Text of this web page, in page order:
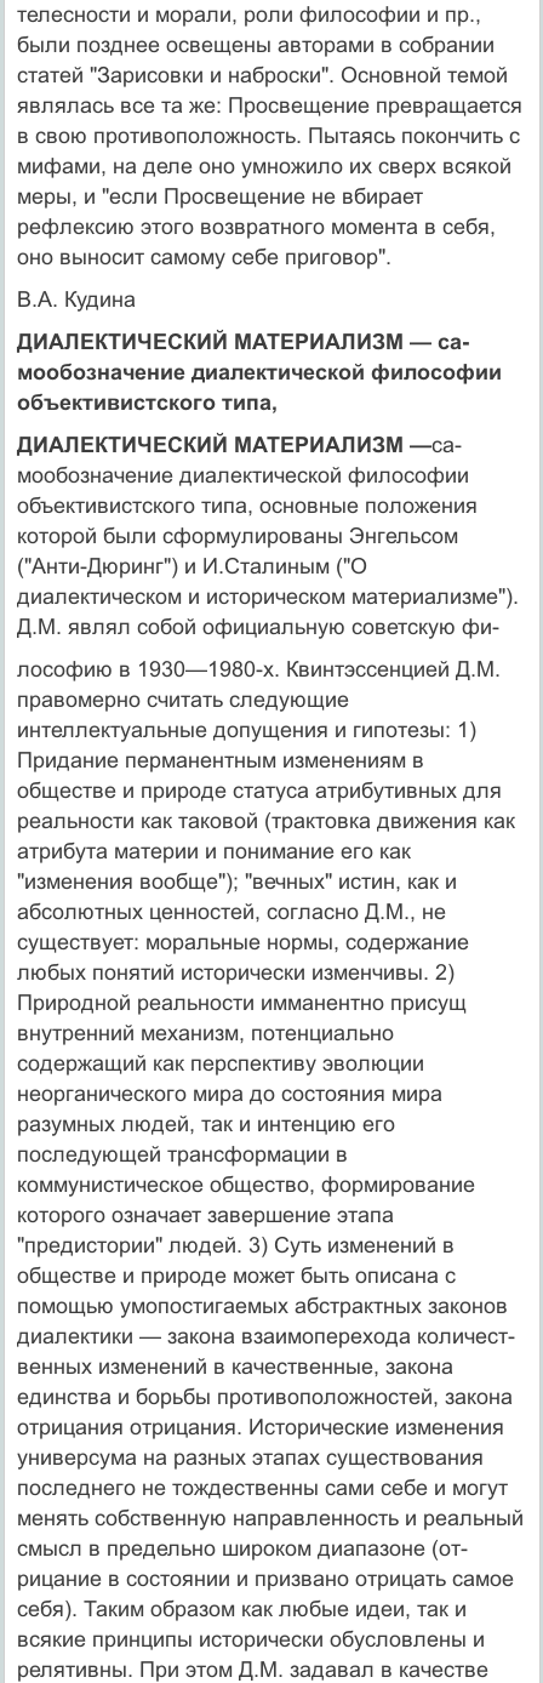
телесности и морали, роли философии и пр.,
были позднее освещены авторами в собрании
статей "Зари­совки и наброски". Основной темой
являлась все та же: Просвещение превращается
в свою противополож­ность. Пытаясь покончить с
мифами, на деле оно умно­жило их сверх всякой
меры, и "если Просвещение не вбирает
рефлексию этого возвратного момента в себя,
оно выносит самому себе приговор".
В.А. Кудина
ДИАЛЕКТИЧЕСКИЙ МАТЕРИАЛИЗМ — са­
мообозначение диалектической философии
объекти­вистского типа,
ДИАЛЕКТИЧЕСКИЙ МАТЕРИАЛИЗМ —са­
мообозначение диалектической философии
объекти­вистского типа, основные положения
которой были сформулированы Энгельсом
("Анти-Дюринг") и И.Ста­линым ("О
диалектическом и историческом материа­лизме").
Д.М. являл собой официальную советскую фи-
лософию в 1930—1980-х. Квинтэссенцией Д.М.
право­мерно считать следующие
интеллектуальные допуще­ния и гипотезы: 1)
Придание перманентным изменени­ям в
обществе и природе статуса атрибутивных для
ре­альности как таковой (трактовка движения как
атрибу­та материи и понимание его как
"изменения вообще"); "вечных" истин, как и
абсолютных ценностей, согласно Д.М., не
существует: моральные нормы, содержание
любых понятий исторически изменчивы. 2)
Природной реальности имманентно присущ
внутренний механизм, потенциально
содержащий как перспективу эволюции
неорганического мира до состояния мира
разумных лю­дей, так и интенцию его
последующей трансформации в
коммунистическое общество, формирование
которого означает завершение этапа
"предистории" людей. 3) Суть изменений в
обществе и природе может быть описана с
помощью умопостигаемых абстрактных за­конов
диалектики — закона взаимоперехода количест­
венных изменений в качественные, закона
единства и борьбы противоположностей, закона
отрицания отри­цания. Исторические изменения
универсума на разных этапах существования
последнего не тождественны са­ми себе и могут
менять собственную направленность и реальный
смысл в предельно широком диапазоне (от­
рицание в состоянии и призвано отрицать самое
себя). Таким образом как любые идеи, так и
всякие принципы исторически обусловлены и
релятивны. При этом Д.М. задавал в качестве